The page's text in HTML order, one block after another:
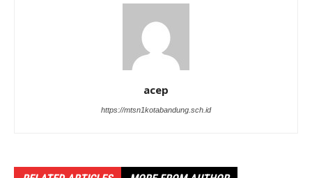
acep
https://mtsn1kotabandung.sch.id